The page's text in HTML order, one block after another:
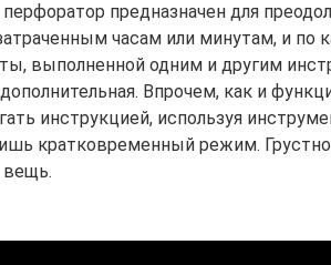
предназначен для
часам или минутам, и по
выполненной одним и другим
Впрочем, как и
инструкцией, используя
кратковременный режим.
вещь.